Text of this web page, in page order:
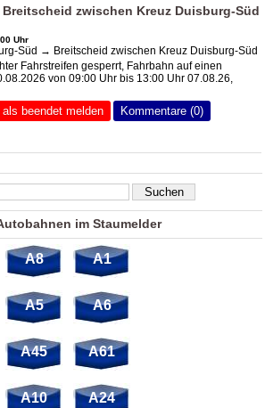
zwischen Kreuz Duisburg-Süd
Uhr
Süd → Breitscheid zwischen Kreuz Duisburg-Süd
Fahrstreifen gesperrt, Fahrbahn auf einen
von 09:00 Uhr bis 13:00 Uhr 07.08.26,
als beendet melden Kommentare (0)
im Staumelder
A8 A1
A5 A6
A45 A61
A10 A24